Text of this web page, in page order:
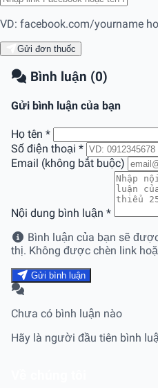
VD: facebook.com/yourname
Gửi đơn thuốc
Bình luận (0)
Gửi bình luận của bạn
Họ tên *
Số điện thoại *
Email (không bắt buộc)
Nội dung bình luận *
Bình luận của bạn sẽ
thị. Không được chèn link
Gửi bình luận
Chưa có bình luận nào
Hãy là người đầu tiên bình